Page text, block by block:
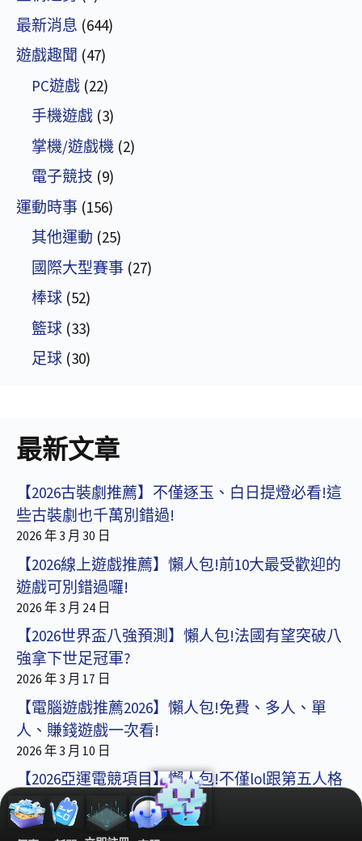
最新消息 (644)
遊戲趣聞 (47)
PC遊戲 (22)
手機遊戲 (3)
掌機/遊戲機 (2)
電子競技 (9)
運動時事 (156)
其他運動 (25)
國際大型賽事 (27)
棒球 (52)
籃球 (33)
足球 (30)
最新文章
【2026古裝劇推薦】不僅逐玉、白日提燈必看!這
些古裝劇也千萬別錯過!
2026 年 3 月 30 日
【2026線上遊戲推薦】懶人包!前10大最受歡迎的
遊戲可別錯過囉!
2026 年 3 月 24 日
【2026世界盃八強預測】懶人包!法國有望突破八
強拿下世足冠軍?
2026 年 3 月 17 日
【電腦遊戲推薦2026】懶人包!免費、多人、單
人、賺錢遊戲一次看!
2026 年 3 月 10 日
【2026亞運電競項目】懶人包!不僅lol跟第五人格
還有這款遊戲!
2026 年 3 月 3 日